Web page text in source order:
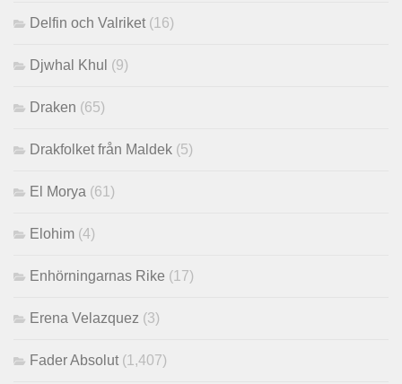
Delfin och Valriket (16)
Djwhal Khul (9)
Draken (65)
Drakfolket från Maldek (5)
El Morya (61)
Elohim (4)
Enhörningarnas Rike (17)
Erena Velazquez (3)
Fader Absolut (1,407)